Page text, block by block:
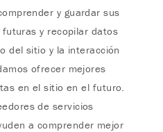
y guardar sus
y recopilar datos
del sitio y la interacción
ofrecer mejores
en el sitio en el futuro.
de servicios
a comprender mejor